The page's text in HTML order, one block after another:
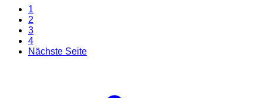
1
2
3
4
Nächste Seite